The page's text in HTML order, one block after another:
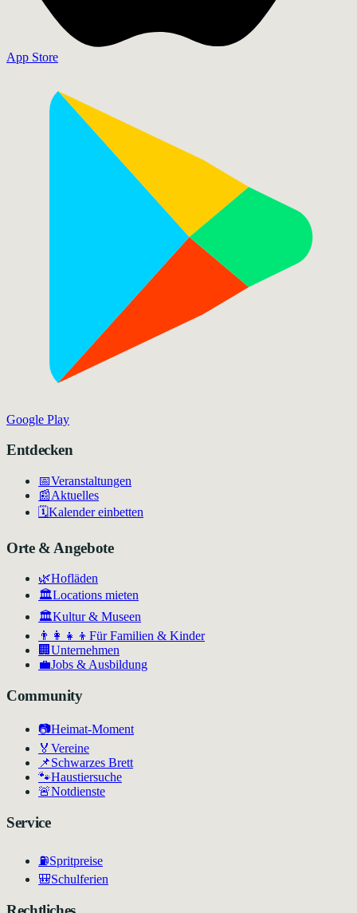
App Store
Google Play
Entdecken
📅Veranstaltungen
📰Aktuelles
🗓️Kalender einbetten
Orte & Angebote
🌿Hofläden
🏛️Locations mieten
🏛Kultur & Museen
👨‍👩‍👧‍👦 Für Familien & Kinder
🏢 Unternehmen
💼Jobs & Ausbildung
Community
📷Heimat-Moment
🏅 Vereine
📌Schwarzes Brett
🐾Haustiersuche
🚨Notdienste
Service
⛽Spritpreise
🎒Schulferien